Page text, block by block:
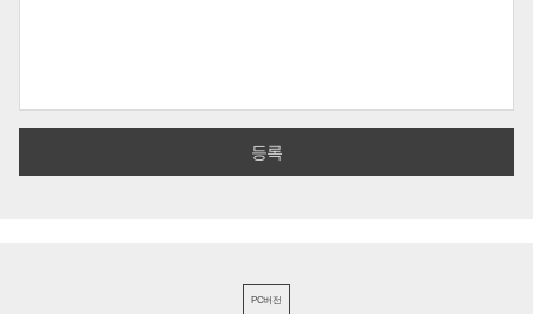
PC버전